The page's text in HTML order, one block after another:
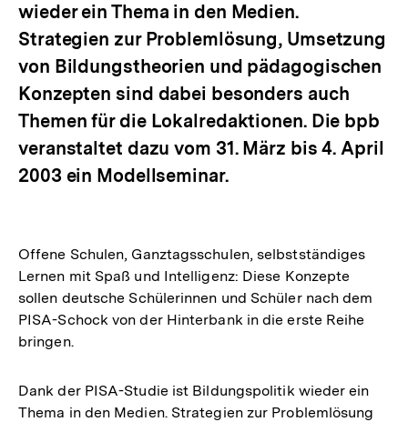
wieder ein Thema in den Medien.
Strategien zur Problemlösung, Umsetzung
von Bildungstheorien und pädagogischen
Konzepten sind dabei besonders auch
Themen für die Lokalredaktionen. Die bpb
veranstaltet dazu vom 31. März bis 4. April
2003 ein Modellseminar.
Offene Schulen, Ganztagsschulen, selbstständiges
Lernen mit Spaß und Intelligenz: Diese Konzepte
sollen deutsche Schülerinnen und Schüler nach dem
PISA-Schock von der Hinterbank in die erste Reihe
bringen.
Dank der PISA-Studie ist Bildungspolitik wieder ein
Thema in den Medien. Strategien zur Problemlösung